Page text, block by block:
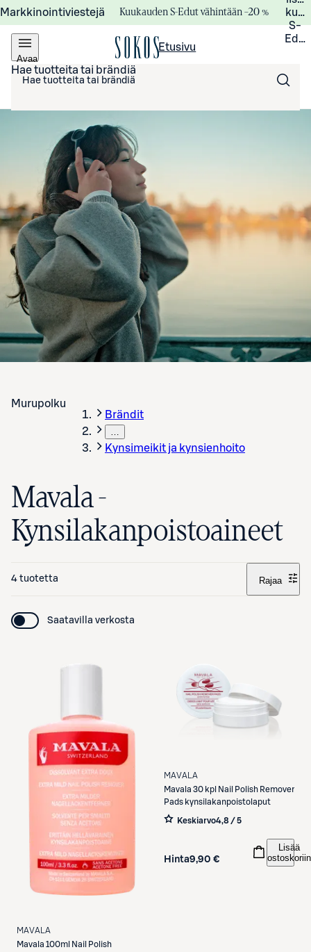
Markkinointiviestejä Kuukauden S-Edut vähintään –20 %
S-
Avaa
valikko
Etusivu
Hae tuotteita tai brändiä
Murupolku
Brändit
Kynsimeikit ja kynsienhoito
Mavala -
Kynsilakanpoistoaineet
4 tuotetta Rajaa
Saatavilla verkosta
MAVALA
Mavala 100ml Nail Polish
MAVALA
Mavala 30 kpl Nail Polish Remover
Pads kynsilakanpoistolaput
Keskiarvo4,8 / 5
Hinta9,90 €
Lisää
ostoskoriin